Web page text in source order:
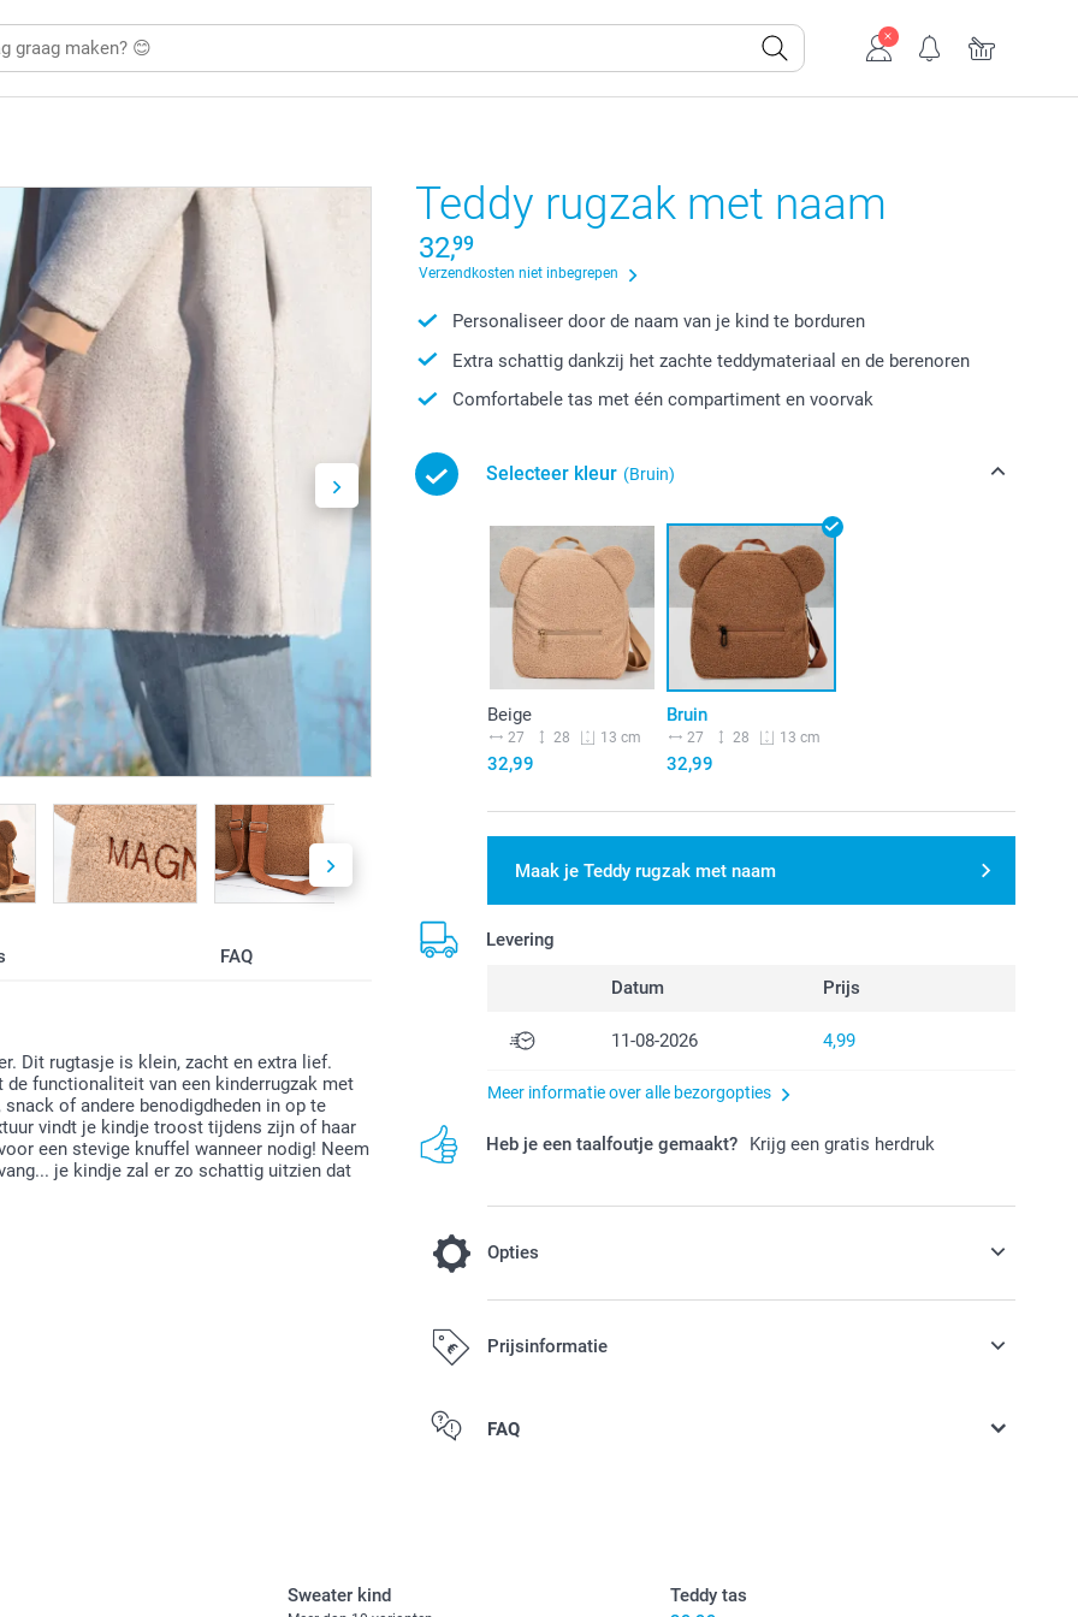
FAQ
Dit rugtasje is klein, zacht en extra lief.
functionaliteit van een kinderrugzak met
of andere benodigdheden in op te
vindt je kindje troost tijdens zijn of haar
een stevige knuffel wanneer nodig! Neem
je kindje zal er zo schattig uitzien dat
Teddy rugzak met naam
32,99
Verzendkosten niet inbegrepen
Personaliseer door de naam van je kind te borduren
Extra schattig dankzij het zachte teddymateriaal en de berenoren
Comfortabele tas met één compartiment en voorvak
Selecteer kleur (Bruin)
Beige
27 28 13 cm
32,99
Bruin
27 28 13 cm
32,99
Maak je Teddy rugzak met naam
Levering
Datum Prijs
11-08-2026 4,99
Meer informatie over alle bezorgopties
Heb je een taalfoutje gemaakt? Krijg een gratis herdruk
Opties
Voeg een Nijntje spaarpot toe aan je bestelling
Prijsinformatie
Alle prijzen zijn in EURO (€) inclusief BTW en exclusief verzendkosten.
FAQ
Sweater kind
Teddy tas